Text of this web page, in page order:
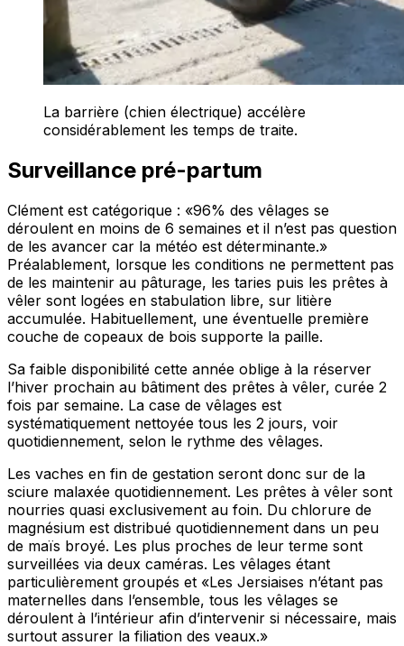
La barrière (chien électrique) accélère
considérablement les temps de traite.
Surveillance pré-partum
Clément est catégorique : «96% des vêlages se
déroulent en moins de 6 semaines et il n’est pas question
de les avancer car la météo est déterminante.»
Préalablement, lorsque les conditions ne permettent pas
de les maintenir au pâturage, les taries puis les prêtes à
vêler sont logées en stabulation libre, sur litière
accumulée. Habituellement, une éventuelle première
couche de copeaux de bois supporte la paille.
Sa faible disponibilité cette année oblige à la réserver
l’hiver prochain au bâtiment des prêtes à vêler, curée 2
fois par semaine. La case de vêlages est
systématiquement nettoyée tous les 2 jours, voir
quotidiennement, selon le rythme des vêlages.
Les vaches en fin de gestation seront donc sur de la
sciure malaxée quotidiennement. Les prêtes à vêler sont
nourries quasi exclusivement au foin. Du chlorure de
magnésium est distribué quotidiennement dans un peu
de maïs broyé. Les plus proches de leur terme sont
surveillées via deux caméras. Les vêlages étant
particulièrement groupés et «Les Jersiaises n’étant pas
maternelles dans l’ensemble, tous les vêlages se
déroulent à l’intérieur afin d’intervenir si nécessaire, mais
surtout assurer la filiation des veaux.»